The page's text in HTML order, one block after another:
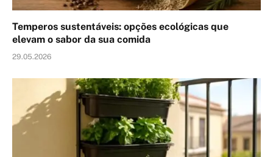
Temperos sustentáveis: opções ecológicas que
elevam o sabor da sua comida
29.05.2026